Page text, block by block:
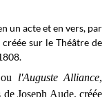
un acte et en vers, par
créée sur leThéâtre de
l'Auguste Alliance,
Joseph Aude, créée